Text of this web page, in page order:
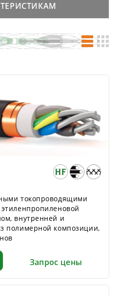
токопроводящими
внутренней и
полимерной композиции,
Запрос цены